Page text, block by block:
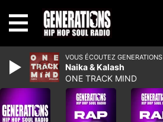
VOUS ÉCOUTEZ GENERATIONS
Naika & Kalash
ONE TRACK MIND